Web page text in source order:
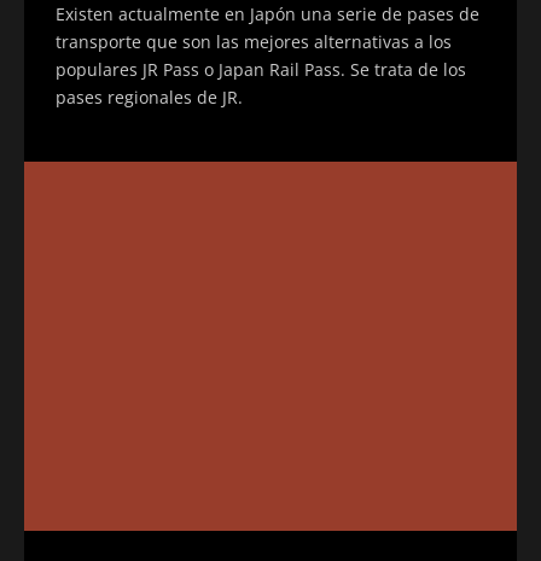
Existen actualmente en Japón una serie de pases de
transporte que son las mejores alternativas a los
populares JR Pass o Japan Rail Pass. Se trata de los
pases regionales de JR.